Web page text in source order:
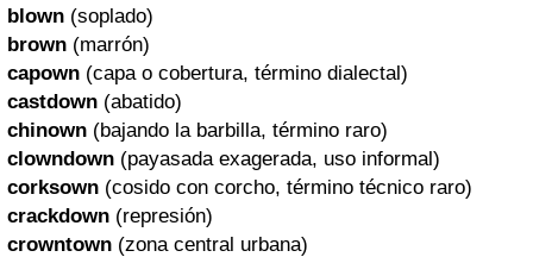
blown (soplado)
brown (marrón)
capown (capa o cobertura, término dialectal)
castdown (abatido)
chinown (bajando la barbilla, término raro)
clowndown (payasada exagerada, uso informal)
corksown (cosido con corcho, término técnico raro)
crackdown (represión)
crowntown (zona central urbana)